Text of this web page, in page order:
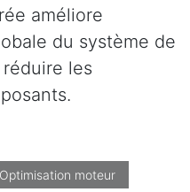
améliore
du système de
les
Optimisation moteur